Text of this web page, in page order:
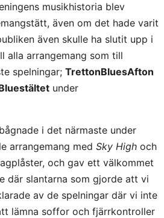
musikhistoria blev
även om det hade varit
även skulle ha slutit upp i
alla arrangemang som till
spelningar; TrettonBluesAfton
under
i det närmaste under
arrangemang med Sky High och
och gav ett välkommet
där slantarna som gjorde att vi
av de spelningar där vi inte
lämna soffor och fjärrkontroller